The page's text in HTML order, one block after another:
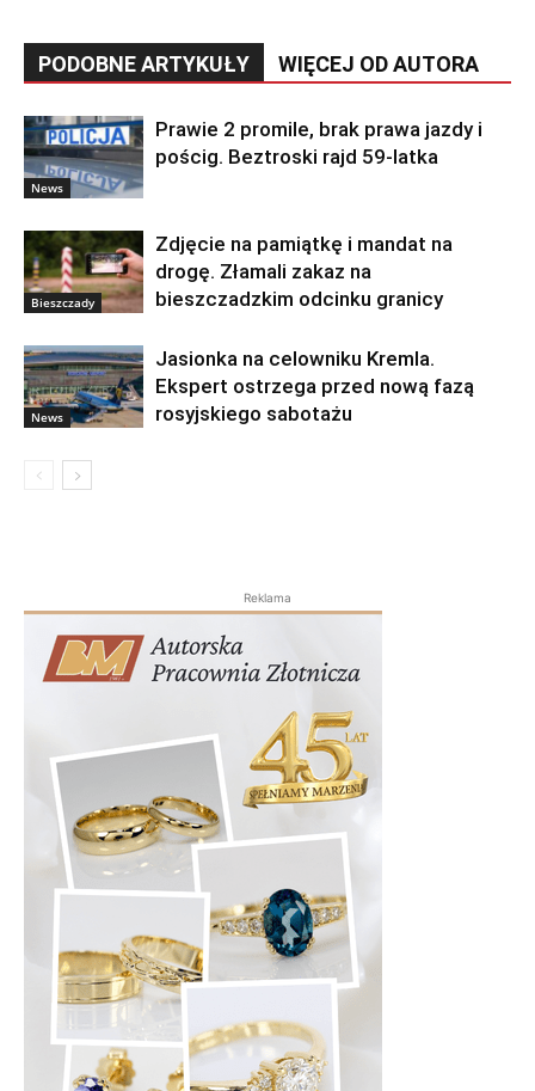
PODOBNE ARTYKUŁY WIĘCEJ OD AUTORA
News
Prawie 2 promile, brak prawa jazdy i
pościg. Beztroski rajd 59-latka
Bieszczady
Zdjęcie na pamiątkę i mandat na
drogę. Złamali zakaz na
bieszczadzkim odcinku granicy
News
Jasionka na celowniku Kremla.
Ekspert ostrzega przed nową fazą
rosyjskiego sabotażu
Reklama